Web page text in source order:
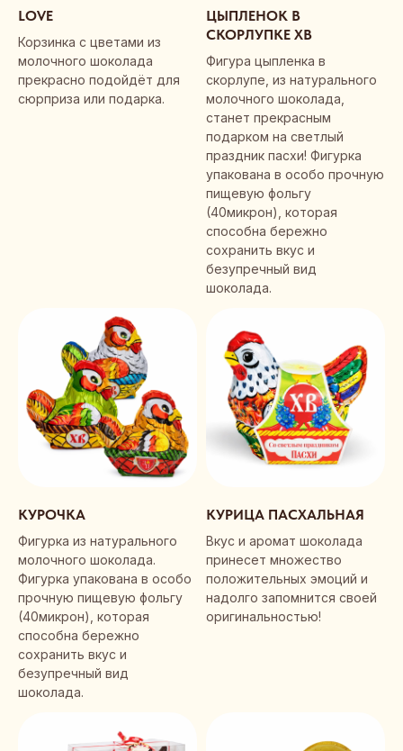
LOVE
Корзинка с цветами из
молочного шоколада
прекрасно подойдёт для
сюрприза или подарка.
ЦЫПЛЕНОК В
СКОРЛУПКЕ ХВ
Фигура цыпленка в
скорлупе, из натурального
молочного шоколада,
станет прекрасным
подарком на светлый
праздник пасхи! Фигурка
упакована в особо прочную
пищевую фольгу
(40микрон), которая
способна бережно
сохранить вкус и
безупречный вид
шоколада.
КУРОЧКА
Фигурка из натурального
молочного шоколада.
Фигурка упакована в особо
прочную пищевую фольгу
(40микрон), которая
способна бережно
сохранить вкус и
безупречный вид
шоколада.
КУРИЦА ПАСХАЛЬНАЯ
Вкус и аромат шоколада
принесет множество
положительных эмоций и
надолго запомнится своей
оригинальностью!